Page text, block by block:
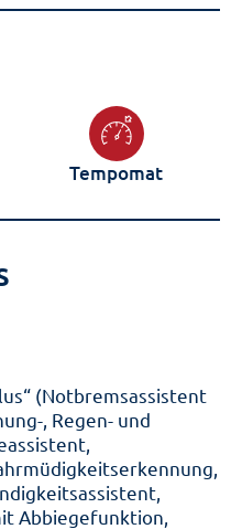
Tempomat
(Notbremsassistent
, Regen- und
Abbiegefunktion,